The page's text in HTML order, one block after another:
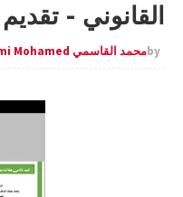
القانوني -
byمحمد القاسمي Al kacimi Mohamed